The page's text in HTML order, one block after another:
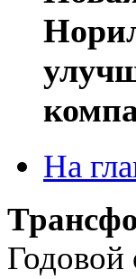
На
Годовой